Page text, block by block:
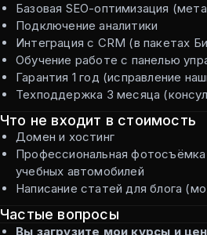
Базовая SEO-оптимизация
Подключение аналитики
Интеграция с CRM (в пакетах
Обучение работе с панелью
Гарантия 1 год (исправление
Техподдержка 3 месяца
Что не входит в стоимость
Домен и хостинг
Профессиональная фотосъёмка
учебных автомобилей
Написание статей для блога
Частые вопросы
Вы загрузите мои курсы и